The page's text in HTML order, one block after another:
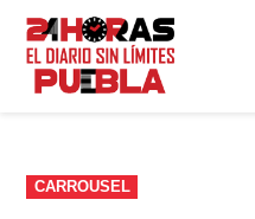
Saltar
contenido
PUBLICADO
EN
CARROUSEL